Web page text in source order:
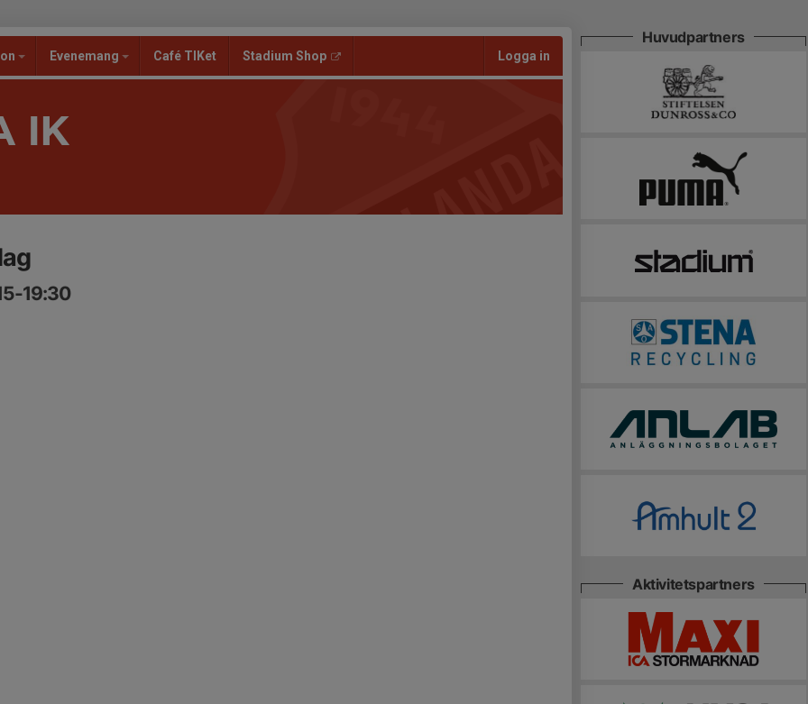
Evenemang Café TIKet Stadium Shop Logga in
IK
19:30
Huvudpartners
Aktivitetspartners